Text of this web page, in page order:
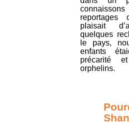
reportages
plaisait
quelques
le pays,
enfants
précarité
orphelins.